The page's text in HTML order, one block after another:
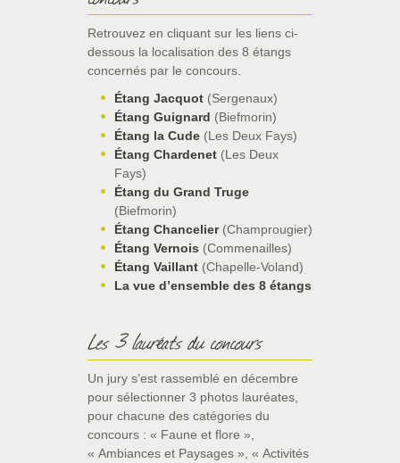
Retrouvez en cliquant sur les liens ci-
dessous la localisation des 8 étangs
concernés par le concours.
Étang Jacquot (Sergenaux)
Étang Guignard (Biefmorin)
Étang la Cude (Les Deux Fays)
Étang Chardenet (Les Deux
Fays)
Étang du Grand Truge
(Biefmorin)
Étang Chancelier(Champrougier)
Étang Vernois (Commenailles)
Étang Vaillant (Chapelle-Voland)
La vue d’ensemble des 8 étangs
Les 3 lauréats du concours
Un jury s’est rassemblé en décembre
pour sélectionner 3 photos lauréates,
pour chacune des catégories du
concours : « Faune et flore »,
« Ambiances et Paysages », « Activités